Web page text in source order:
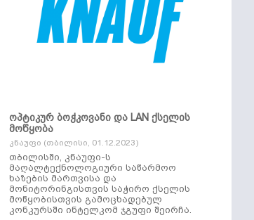
ოპტიკურ ბოჭკოვანი და LAN ქსელის
მოწყობა
კნაუფი (თბილისი, 01.12.2023)
თბილისში, კნაუფი-ს
მაღალტექნოლოგიური საწარმოო
ხაზების მართვისა და
მონიტორინგისთვის საჭირო ქსელის
მოწყობისთვის გამოცხადებულ
კონკურსში ინტელკომ ჯგუფი შეირჩა.